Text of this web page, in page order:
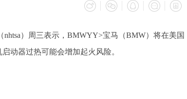
）周三表示，BMWYY>宝马（BMW）将在美国
动器过热可能会增加起火风险。